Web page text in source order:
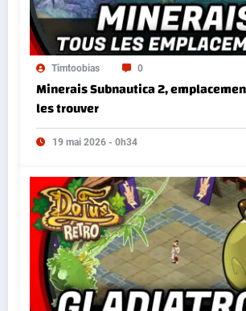
Timtoobias 0
Minerais Subnautica 2,
les trouver
19 mai 2026 - 0h34